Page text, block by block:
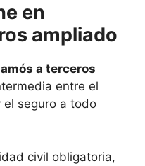
en
ampliado
a terceros
entre el
el seguro a todo
civil obligatoria,